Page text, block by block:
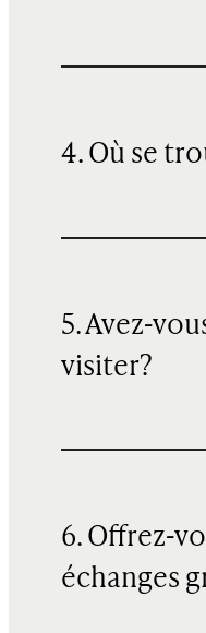
4. Où se
5. Avez-
visiter?
6. Offrez-
échanges